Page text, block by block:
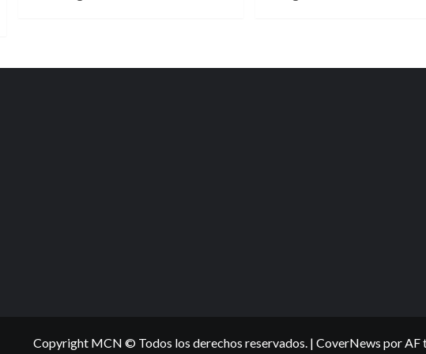
Copyright MCN © Todos los derechos reservados. | CoverNews por AF